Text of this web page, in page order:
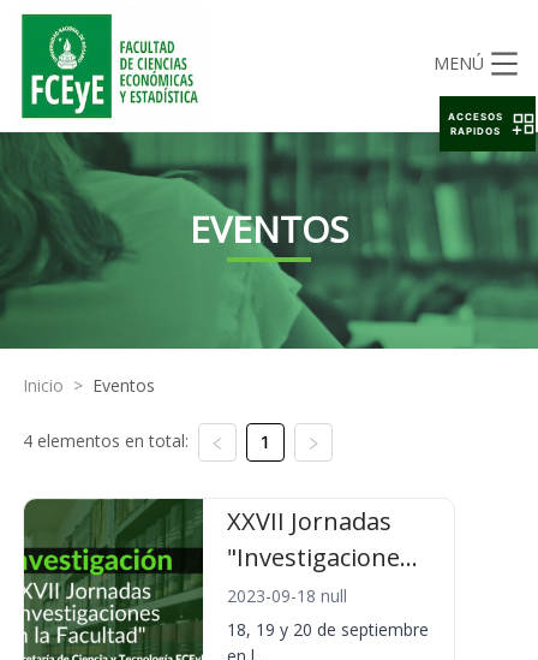
MENÚ
EVENTOS
Inicio > Eventos
4 elementos en total: 1
XXVII Jornadas
"Investigacione...
2023-09-18 null
18, 19 y 20 de septiembre
ACCESOS
RAPIDOS